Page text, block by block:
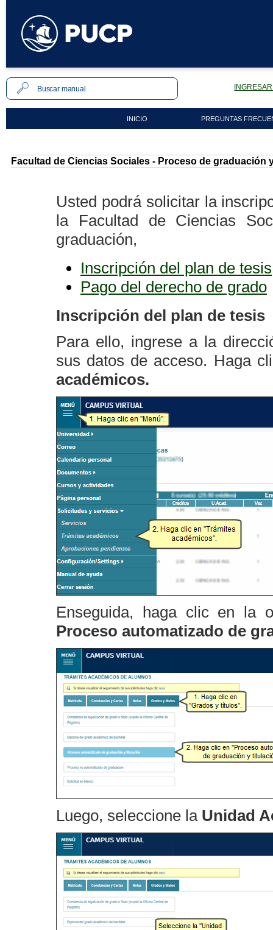
INICIO PREGUNTAS
Facultad de Ciencias Sociales - Proceso de graduación
Usted podrá solicitar la
la Facultad de Ciencias
graduación,
Inscripción del plan de tesis
Pago del derecho de grado
Inscripción del plan de tesis
Para ello, ingrese a la
sus datos de acceso. Haga
académicos.
Enseguida, haga clic en la
Proceso automatizado de
Luego, seleccione la Unidad